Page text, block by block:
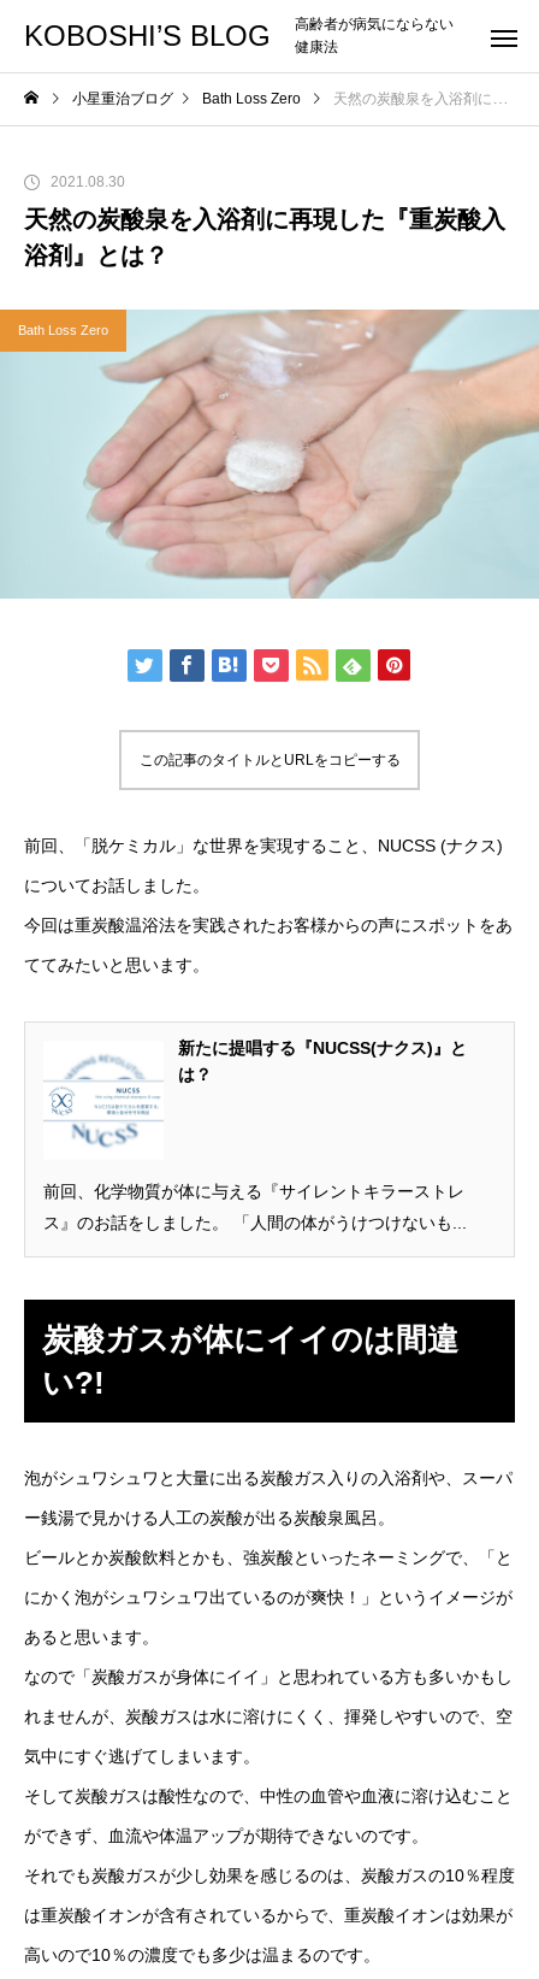
KOBOSHI’S BLOG
高齢者が病気にならない
健康法
小星重治ブログ Bath Loss Zero 天然の炭酸泉を入浴剤に再現した『重炭酸入浴剤』とは？
2021.08.30
天然の炭酸泉を入浴剤に再現した『重炭酸入
浴剤』とは？
Bath Loss Zero
この記事のタイトルとURLをコピーする
前回、「脱ケミカル」な世界を実現すること、NUCSS (ナクス)
についてお話しました。
今回は重炭酸温浴法を実践されたお客様からの声にスポットをあ
ててみたいと思います。
新たに提唱する『NUCSS(ナクス)』と
は？
前回、化学物質が体に与える『サイレントキラーストレ
ス』のお話をしました。 「人間の体がうけつけないも...
炭酸ガスが体にイイのは間違
い?!
泡がシュワシュワと大量に出る炭酸ガス入りの入浴剤や、スーパ
ー銭湯で見かける人工の炭酸が出る炭酸泉風呂。
ビールとか炭酸飲料とかも、強炭酸といったネーミングで、「と
にかく泡がシュワシュワ出ているのが爽快！」というイメージが
あると思います。
なので「炭酸ガスが身体にイイ」と思われている方も多いかもし
れませんが、炭酸ガスは水に溶けにくく、揮発しやすいので、空
気中にすぐ逃げてしまいます。
そして炭酸ガスは酸性なので、中性の血管や血液に溶け込むこと
ができず、血流や体温アップが期待できないのです。
それでも炭酸ガスが少し効果を感じるのは、炭酸ガスの10％程度
は重炭酸イオンが含有されているからで、重炭酸イオンは効果が
高いので10％の濃度でも多少は温まるのです。